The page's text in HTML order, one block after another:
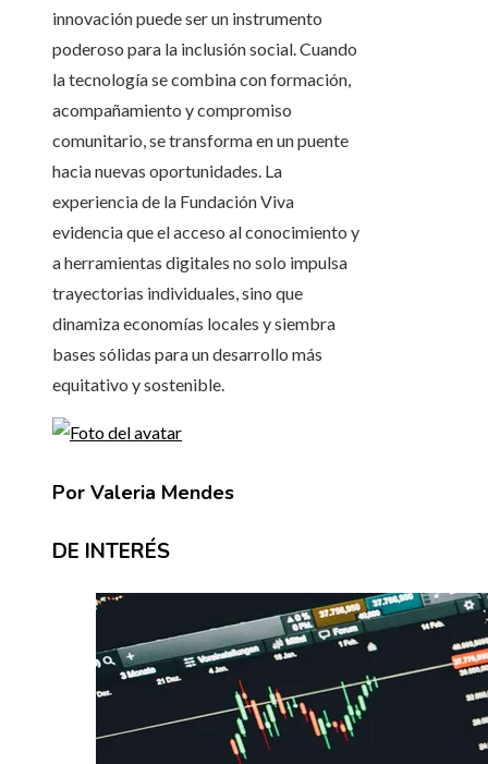
innovación puede ser un instrumento
poderoso para la inclusión social. Cuando
la tecnología se combina con formación,
acompañamiento y compromiso
comunitario, se transforma en un puente
hacia nuevas oportunidades. La
experiencia de la Fundación Viva
evidencia que el acceso al conocimiento y
a herramientas digitales no solo impulsa
trayectorias individuales, sino que
dinamiza economías locales y siembra
bases sólidas para un desarrollo más
equitativo y sostenible.
Por Valeria Mendes
DE INTERÉS